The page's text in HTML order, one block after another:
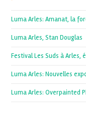
Luma Arles: Amanat, la
Luma Arles, Stan Douglas
Festival Les Suds à Arles,
Luma Arles: Nouvelles
Luma Arles: Overpainted